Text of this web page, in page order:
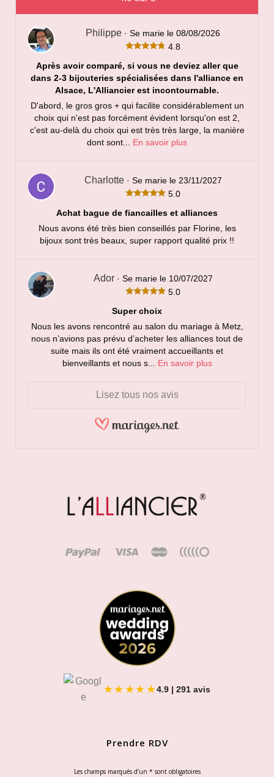
page
du
produit
Philippe · Se marie le 08/08/2026
4.8
Après avoir comparé, si vous ne deviez aller que
dans 2-3 bijouteries spécialisées dans l'alliance en
Alsace, L'Alliancier est incontournable.
D'abord, le gros gros + qui facilite considérablement un
choix qui n'est pas forcément évident lorsqu'on est 2,
c'est au-delà du choix qui est très très large, la manière
dont sont... En savoir plus
Charlotte · Se marie le 23/11/2027
5.0
Achat bague de fiancailles et alliances
Nous avons été très bien conseillés par Florine, les
bijoux sont très beaux, super rapport qualité prix !!
Ador · Se marie le 10/07/2027
5.0
Super choix
Nous les avons rencontré au salon du mariage à Metz,
nous n’avions pas prévu d’acheter les alliances tout de
suite mais ils ont été vraiment accueillants et
bienveillants et nous s... En savoir plus
Lisez tous nos avis
★★★★★4.9 | 291 avis
Prendre RDV
Les champs marqués d’un * sont obligatoires